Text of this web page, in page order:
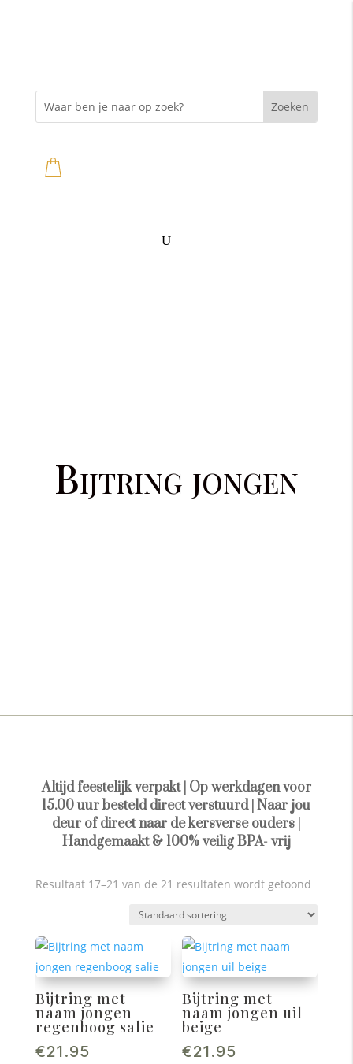
Bijtring jongen
Altijd feestelijk verpakt | Op werkdagen voor
15.00 uur besteld direct verstuurd | Naar jou
deur of direct naar de kersverse ouders |
Handgemaakt & 100% veilig BPA- vrij
Resultaat 17–21 van de 21 resultaten wordt getoond
Bijtring met
naam jongen
regenboog salie
€21.95
Bijtring met
naam jongen uil
beige
€21.95